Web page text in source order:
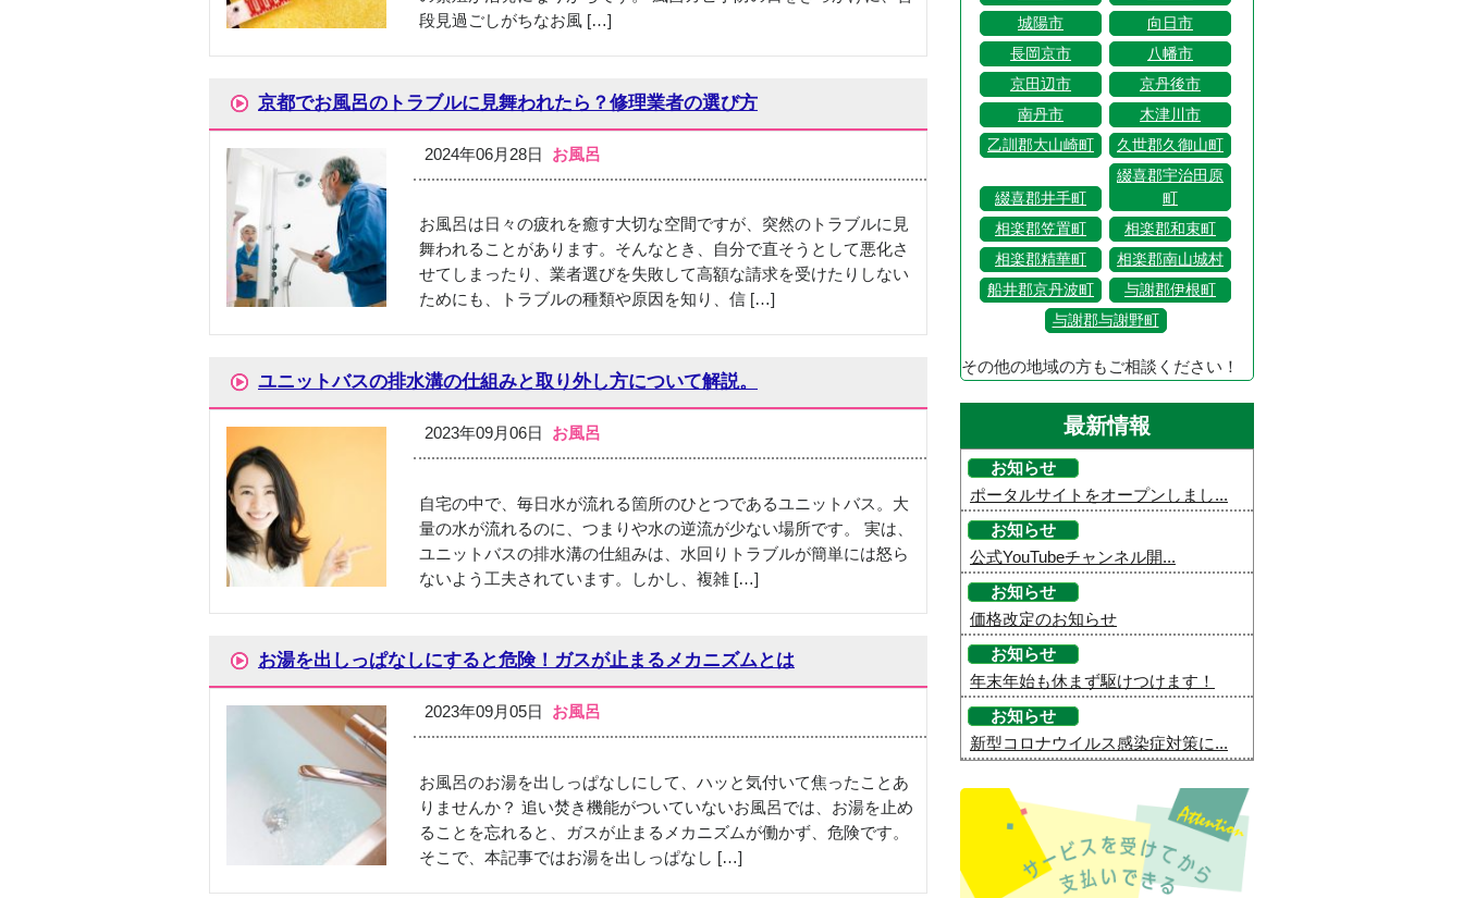
段見過ごしがちなお風 […]
京都でお風呂のトラブルに見舞われたら？修理業者の選び方
2024年06月28日 お風呂
お風呂は日々の疲れを癒す大切な空間ですが、突然のトラブルに見
舞われることがあります。そんなとき、自分で直そうとして悪化さ
せてしまったり、業者選びを失敗して高額な請求を受けたりしない
ためにも、トラブルの種類や原因を知り、信 […]
ユニットバスの排水溝の仕組みと取り外し方について解説。
2023年09月06日 お風呂
自宅の中で、毎日水が流れる箇所のひとつであるユニットバス。大
量の水が流れるのに、つまりや水の逆流が少ない場所です。 実は、
ユニットバスの排水溝の仕組みは、水回りトラブルが簡単には怒ら
ないよう工夫されています。しかし、複雑 […]
お湯を出しっぱなしにすると危険！ガスが止まるメカニズムとは
2023年09月05日 お風呂
お風呂のお湯を出しっぱなしにして、ハッと気付いて焦ったことあ
りませんか？ 追い焚き機能がついていないお風呂では、お湯を止め
ることを忘れると、ガスが止まるメカニズムが働かず、危険です。
そこで、本記事ではお湯を出しっぱなし […]
城陽市
向日市
長岡京市
八幡市
京田辺市
京丹後市
南丹市
木津川市
乙訓郡大山崎町
久世郡久御山町
綴喜郡井手町
綴喜郡宇治田原
町
相楽郡笠置町
相楽郡和束町
相楽郡精華町
相楽郡南山城村
船井郡京丹波町
与謝郡伊根町
与謝郡与謝野町
その他の地域の方もご相談ください！
最新情報
お知らせ
ポータルサイトをオープンしまし...
お知らせ
公式YouTubeチャンネル開...
お知らせ
価格改定のお知らせ
お知らせ
年末年始も休まず駆けつけます！
お知らせ
新型コロナウイルス感染症対策に...